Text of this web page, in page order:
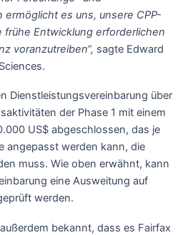
es uns, unsere CPP-
frühe Entwicklung erforderlichen
voranzutreiben“, sagte Edward
Dienstleistungsvereinbarung über
der Phase 1 mit einem
US$ abgeschlossen, das je
angepasst werden kann, die
muss. Wie oben erwähnt, kann
eine Ausweitung auf
werden.
bekannt, dass es Fairfax